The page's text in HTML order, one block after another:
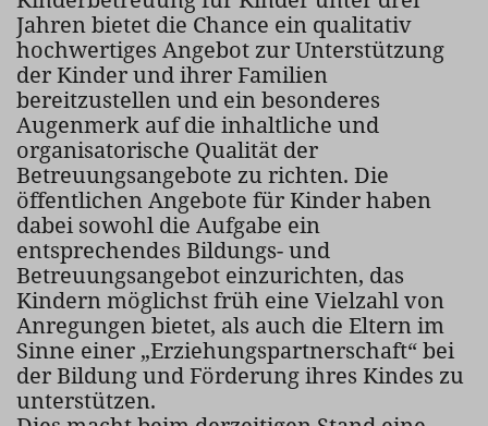
Jahren bietet die Chance ein qualitativ
hochwertiges Angebot zur Unterstützung
der Kinder und ihrer Familien
bereitzustellen und ein besonderes
Augenmerk auf die inhaltliche und
organisatorische Qualität der
Betreuungsangebote zu richten. Die
öffentlichen Angebote für Kinder haben
dabei sowohl die Aufgabe ein
entsprechendes Bildungs- und
Betreuungsangebot einzurichten, das
Kindern möglichst früh eine Vielzahl von
Anregungen bietet, als auch die Eltern im
Sinne einer „Erziehungspartnerschaft“ bei
der Bildung und Förderung ihres Kindes zu
unterstützen.